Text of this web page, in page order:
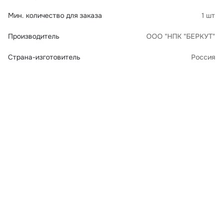
Мин. количество для заказа 1 шт
Производитель ООО "НПК "БЕРКУТ"
Страна-изготовитель Россия